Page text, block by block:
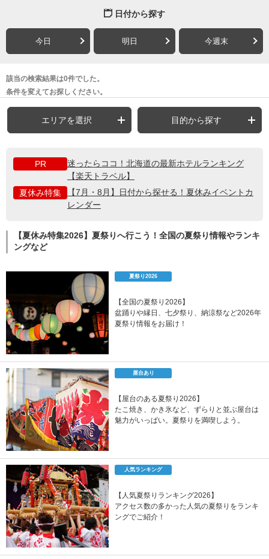
日付から探す
今日 明日 今週末
該当の検索結果は0件でした。
条件を変えてお探しください。
エリアを選択 目的から探す
PR
迷ったらココ！北海道の最新ホテルランキング
【楽天トラベル】
夏休み特集
【7月・8月】日付から探せる！夏休みイベントカ
レンダー
【夏休み特集2026】夏祭りへ行こう！全国の夏祭り情報やランキ
ングなど
夏祭り2026
【全国の夏祭り2026】
盆踊りや縁日、七夕祭り、納涼祭など2026年
夏祭り情報をお届け！
屋台あり
【屋台のある夏祭り2026】
たこ焼き、かき氷など、ずらりと並ぶ屋台は
魅力がいっぱい。夏祭りを満喫しよう。
人気ランキング
【人気夏祭りランキング2026】
アクセス数の多かった人気の夏祭りをランキ
ングでご紹介！